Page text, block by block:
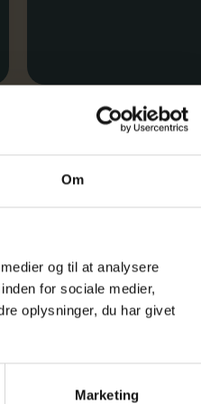
Om
og til at analysere
for sociale medier,
oplysninger, du har givet
Marketing